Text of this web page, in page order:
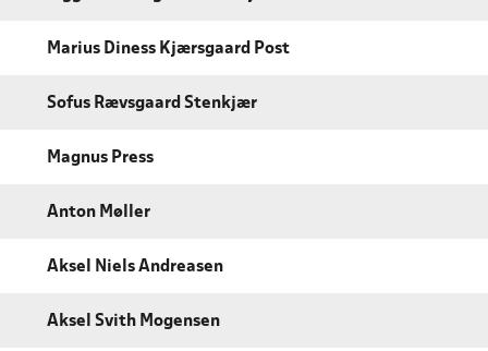
Marius Diness Kjærsgaard Post
Sofus Rævsgaard Stenkjær
Magnus Press
Anton Møller
Aksel Niels Andreasen
Aksel Svith Mogensen